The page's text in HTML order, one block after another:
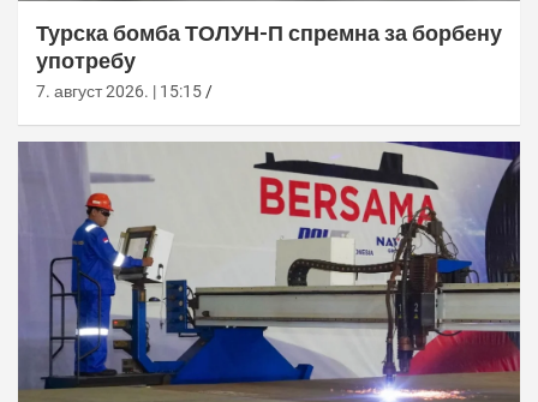
Турска бомба ТОЛУН-П спремна за борбену
употребу
7. август 2026. | 15:15